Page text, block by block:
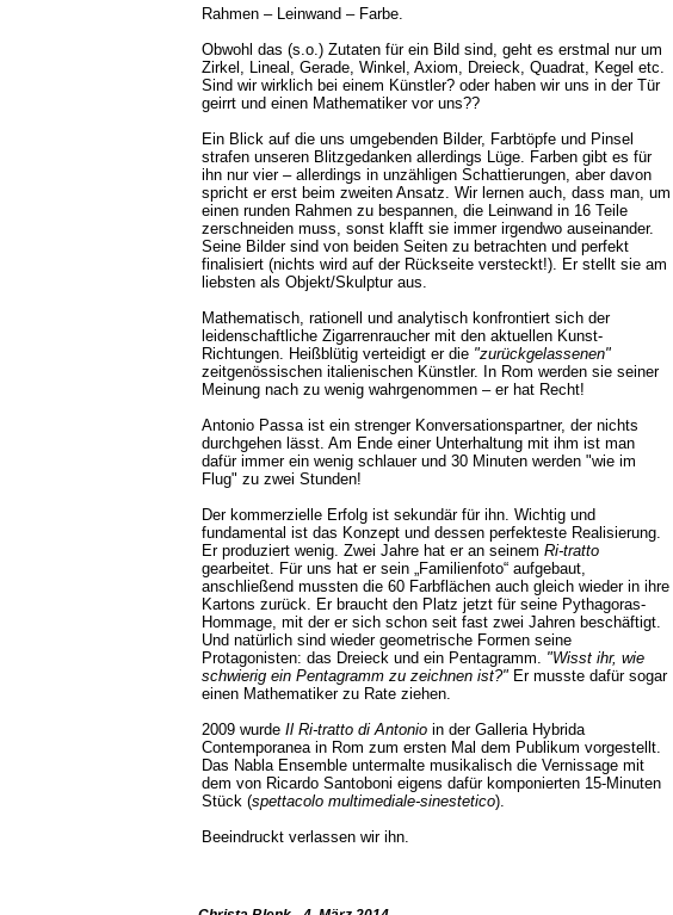
Rahmen – Leinwand – Farbe.
Obwohl das (s.o.) Zutaten für ein Bild sind, geht es erstmal nur um
Zirkel, Lineal, Gerade, Winkel, Axiom, Dreieck, Quadrat, Kegel etc.
Sind wir wirklich bei einem Künstler? oder haben wir uns in der Tür
geirrt und einen Mathematiker vor uns??
Ein Blick auf die uns umgebenden Bilder, Farbtöpfe und Pinsel
strafen unseren Blitzgedanken allerdings Lüge. Farben gibt es für
ihn nur vier – allerdings in unzähligen Schattierungen, aber davon
spricht er erst beim zweiten Ansatz. Wir lernen auch, dass man, um
einen runden Rahmen zu bespannen, die Leinwand in 16 Teile
zerschneiden muss, sonst klafft sie immer irgendwo auseinander.
Seine Bilder sind von beiden Seiten zu betrachten und perfekt
finalisiert (nichts wird auf der Rückseite versteckt!). Er stellt sie am
liebsten als Objekt/Skulptur aus.
Mathematisch, rationell und analytisch konfrontiert sich der
leidenschaftliche Zigarrenraucher mit den aktuellen Kunst-
Richtungen. Heißblütig verteidigt er die "zurückgelassenen"
zeitgenössischen italienischen Künstler. In Rom werden sie seiner
Meinung nach zu wenig wahrgenommen – er hat Recht!
Antonio Passa ist ein strenger Konversationspartner, der nichts
durchgehen lässt. Am Ende einer Unterhaltung mit ihm ist man
dafür immer ein wenig schlauer und 30 Minuten werden "wie im
Flug" zu zwei Stunden!
Der kommerzielle Erfolg ist sekundär für ihn. Wichtig und
fundamental ist das Konzept und dessen perfekteste Realisierung.
Er produziert wenig. Zwei Jahre hat er an seinem Ri-tratto
gearbeitet. Für uns hat er sein „Familienfoto“ aufgebaut,
anschließend mussten die 60 Farbflächen auch gleich wieder in ihre
Kartons zurück. Er braucht den Platz jetzt für seine Pythagoras-
Hommage, mit der er sich schon seit fast zwei Jahren beschäftigt.
Und natürlich sind wieder geometrische Formen seine
Protagonisten: das Dreieck und ein Pentagramm. "Wisst ihr, wie
schwierig ein Pentagramm zu zeichnen ist?"Er musste dafür sogar
einen Mathematiker zu Rate ziehen.
2009 wurde Il Ri-tratto di Antonioin der Galleria Hybrida
Contemporanea in Rom zum ersten Mal dem Publikum vorgestellt.
Das Nabla Ensemble untermalte musikalisch die Vernissage mit
dem von Ricardo Santoboni eigens dafür komponierten 15-Minuten
Stück (spettacolo multimediale-sinestetico).
Beeindruckt verlassen wir ihn.